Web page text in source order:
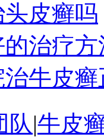
皮癣吗
治疗
牛皮癣
队 |牛皮